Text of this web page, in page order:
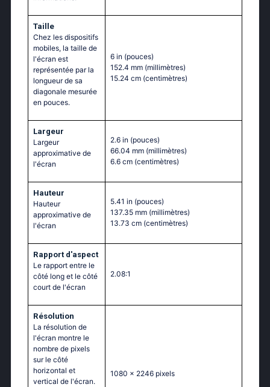
Taille
Chez les dispositifs
mobiles, la taille de
l'écran est
représentée par la
longueur de sa
diagonale mesurée
en pouces.
6 in (pouces)
152.4 mm (millimètres)
15.24 cm (centimètres)
Largeur
Largeur
approximative de
l'écran
2.6 in (pouces)
66.04 mm (millimètres)
6.6 cm (centimètres)
Hauteur
Hauteur
approximative de
l'écran
5.41 in (pouces)
137.35 mm (millimètres)
13.73 cm (centimètres)
Rapport d'aspect
Le rapport entre le
côté long et le côté
court de l'écran
2.08:1
Résolution
La résolution de
l'écran montre le
nombre de pixels
sur le côté
horizontal et
vertical de l'écran.
1080 x 2246 pixels